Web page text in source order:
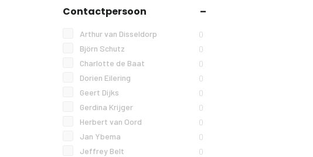
Contactpersoon
Arthur van Disseldorp 0
Björn Schutz 0
Charlotte de Baat 0
Dorien Eilering 0
Geert Dijks 0
Gerdina Krijger 0
Herbert van Oord 0
Jan Ybema 0
Jeffrey Belt 0